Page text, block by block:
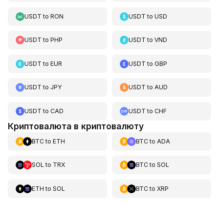
USDT to RON USDT toUSD
USDT to PHP USDT toVND
USDT to EUR USDT toGBP
USDT to JPY USDT toAUD
USDT to CAD USDT toCHF
Криптовалюта в криптовалюту
BTCto ETH BTCto ADA
SOL to TRX BTCto SOL
ETH to SOL BTCto XRP